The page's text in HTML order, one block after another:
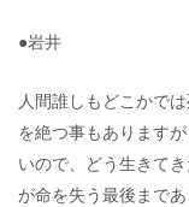
●岩井
人間誰しもどこかで
を絶つ事もあります
いので、どう生きて
が命を失う最後まで